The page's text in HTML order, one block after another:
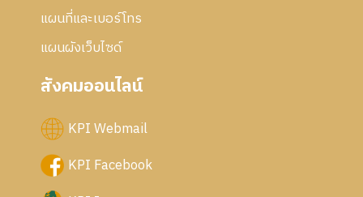
แผนที่และเบอร์โทร
แผนผังเว็บไซด์
สังคมออนไลน์
KPI Webmail
KPI Facebook